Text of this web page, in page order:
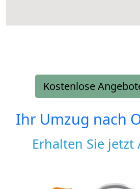
Kostenlose
Ihr Umzug nach
Erhalten Sie jetzt